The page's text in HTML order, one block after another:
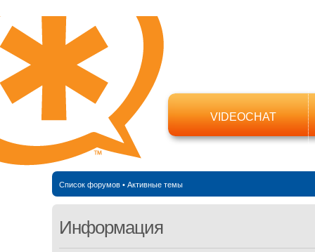
VIDEOCHAT
Список форумов• Активные темы
Информация